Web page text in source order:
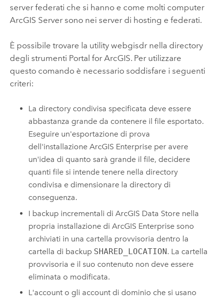
server federati che si hanno e come molti computer
ArcGIS Serversono nei server di hosting e federati.
È possibile trovare la utility webgisdr nella directory
degli strumenti Portal for ArcGIS. Per utilizzare
questo comando è necessario soddisfare i seguenti
criteri:
La directory condivisa specificata deve essere
abbastanza grande da contenere il file esportato.
Eseguire un'esportazione di prova
dell'installazioneArcGIS Enterprise per avere
un'idea di quanto sarà grande il file, decidere
quanti file si intende tenere nella directory
condivisa e dimensionare la directory di
conseguenza.
I backup incrementali diArcGIS Data Store nella
propria installazione diArcGIS Enterprise sono
archiviati in una cartella provvisoria dentro la
cartella di backup SHARED_LOCATION. La cartella
provvisoria e il suo contenuto non deve essere
eliminata o modificata.
L'account o gli account di dominio che si usano